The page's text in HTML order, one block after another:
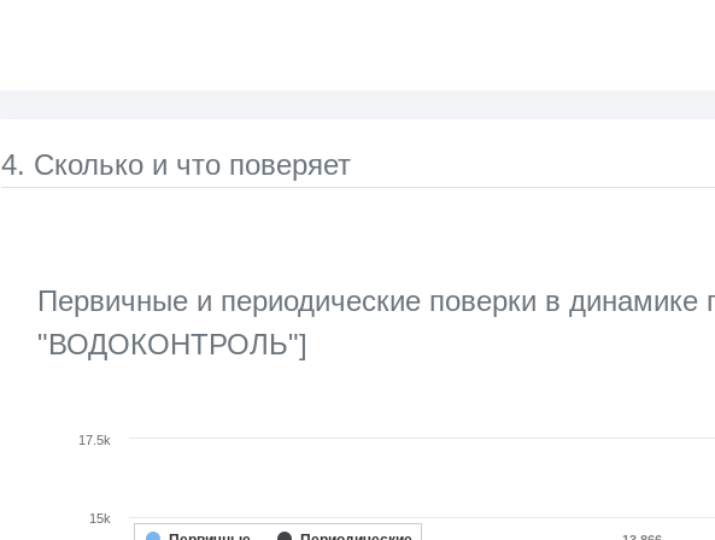
4. Сколько и что поверяет
Первичные и периодические поверки в
"ВОДОКОНТРОЛЬ"]
15k
17.5k